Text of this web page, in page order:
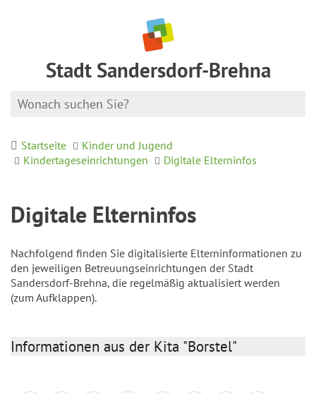
Stadt Sandersdorf-Brehna
Startseite
Kinder und Jugend
Kindertageseinrichtungen
Digitale Elterninfos
Digitale Elterninfos
Nachfolgend finden Sie digitalisierte Elterninformationen zu
den jeweiligen Betreuungseinrichtungen der Stadt
Sandersdorf-Brehna, die regelmäßig aktualisiert werden
(zum Aufklappen).
Informationen aus der Kita "Borstel"